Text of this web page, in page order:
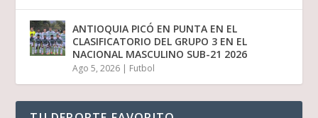
ANTIOQUIA PICÓ EN PUNTA EN EL
CLASIFICATORIO DEL GRUPO 3 EN EL
NACIONAL MASCULINO SUB-21 2026
Ago 5, 2026 | Futbol